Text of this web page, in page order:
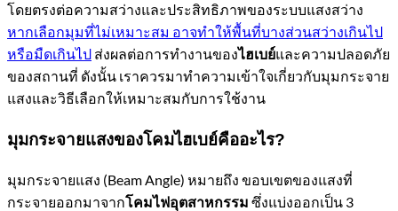
โดยตรงต่อความสว่างและประสิทธิภาพของระบบแสงสว่าง
หากเลือกมุมที่ไม่เหมาะสม อาจทำให้พื้นที่บางส่วนสว่างเกินไป
หรือมืดเกินไป ส่งผลต่อการทำงานของไฮเบย์และความปลอดภัย
ของสถานที่ ดังนั้น เราควรมาทำความเข้าใจเกี่ยวกับมุมกระจาย
แสงและวิธีเลือกให้เหมาะสมกับการใช้งาน
มุมกระจายแสงของโคมไฮเบย์คืออะไร?
มุมกระจายแสง (Beam Angle) หมายถึง ขอบเขตของแสงที่
กระจายออกมาจากโคมไฟอุตสาหกรรม ซึ่งแบ่งออกเป็น 3